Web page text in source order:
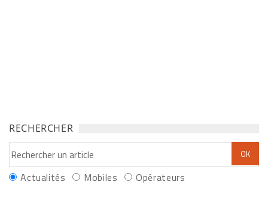
RECHERCHER
Actualités Mobiles Opérateurs